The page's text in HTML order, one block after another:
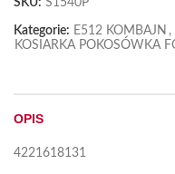
SKU: S1540P
Kategorie: E512 KOMBAJN ,
KOSIARKA POKOSÓWKA
OPIS
4221618131